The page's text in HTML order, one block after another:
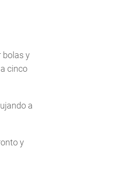
bolas y
cinco
a
y